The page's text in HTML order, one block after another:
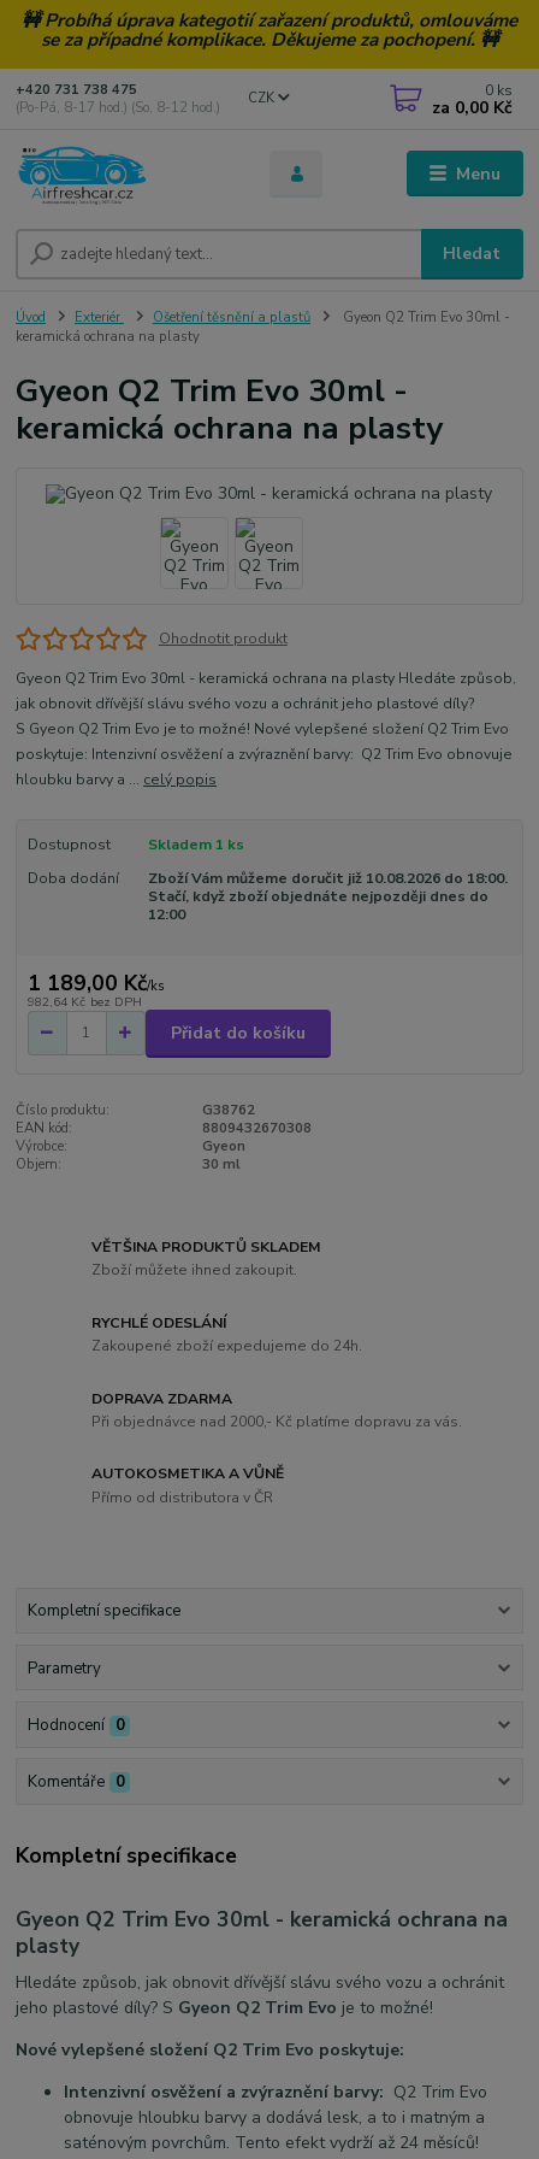
🚧 Probíhá úprava kategotií zařazení produktů, omlouváme
se za případné komplikace. Děkujeme za pochopení. 🚧
Menu
CZK
Hledat
+420 731 738 475
(Po-Pá, 8-17 hod.) (So, 8-12 hod.)
0 ks
za 0,00 Kč
Úvod Exteriér Ošetření těsnění a plastů
Gyeon Q2 Trim Evo 30ml -
keramická ochrana na plasty
Gyeon Q2 Trim Evo 30ml -
keramická ochrana na plasty
Ohodnotit produkt
Gyeon Q2 Trim Evo 30ml - keramická ochrana na plasty Hledáte způsob,
jak obnovit dřívější slávu svého vozu a ochránit jeho plastové díly?
S Gyeon Q2 Trim Evo je to možné! Nové vylepšené složení Q2 Trim Evo
poskytuje: Intenzivní osvěžení a zvýraznění barvy: Q2 Trim Evo obnovuje
hloubku barvy a ... celý popis
Dostupnost
Skladem 1 ks
Doba dodání
Zboží Vám můžeme doručit již 10.08.2026 do 18:00.
Stačí, když zboží objednáte nejpozději dnes do
12:00
1 189,00 Kč/ks
982,64 Kč bez DPH
Přidat do košíku
Číslo produktu:
G38762
EAN kód:
8809432670308
Výrobce:
Gyeon
Objem:
30 ml
VĚTŠINA PRODUKTŮ SKLADEM
Zboží můžete ihned zakoupit.
RYCHLÉ ODESLÁNÍ
Zakoupené zboží expedujeme do 24h.
DOPRAVA ZDARMA
Při objednávce nad 2000,- Kč platíme dopravu za vás.
AUTOKOSMETIKA A VŮNĚ
Přímo od distributora v ČR
Kompletní specifikace
Parametry
Hodnocení 0
Komentáře 0
Kompletní specifikace
Gyeon Q2 Trim Evo 30ml - keramická ochrana na
plasty
Hledáte způsob, jak obnovit dřívější slávu svého vozu a ochránit
jeho plastové díly? S Gyeon Q2 Trim Evo je to možné!
Nové vylepšené složení Q2 Trim Evo poskytuje:
Intenzivní osvěžení a zvýraznění barvy: Q2 Trim Evo
obnovuje hloubku barvy a dodává lesk, a to i matným a
saténovým povrchům. Tento efekt vydrží až 24 měsíců!